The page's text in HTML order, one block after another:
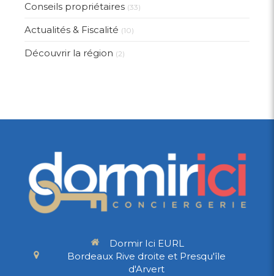
Conseils propriétaires (33)
Actualités & Fiscalité (10)
Découvrir la région (2)
Dormir Ici EURL
Bordeaux Rive droite et Presqu'île
d'Arvert